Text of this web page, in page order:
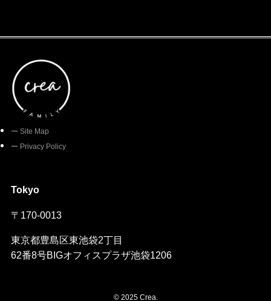
ー Site Map
ー Privacy Policy
Tokyo
〒 170-0013
東京都豊島区東池袋2丁目
62番8号BIGオフィスプラザ池袋1206
©2025 Crea.